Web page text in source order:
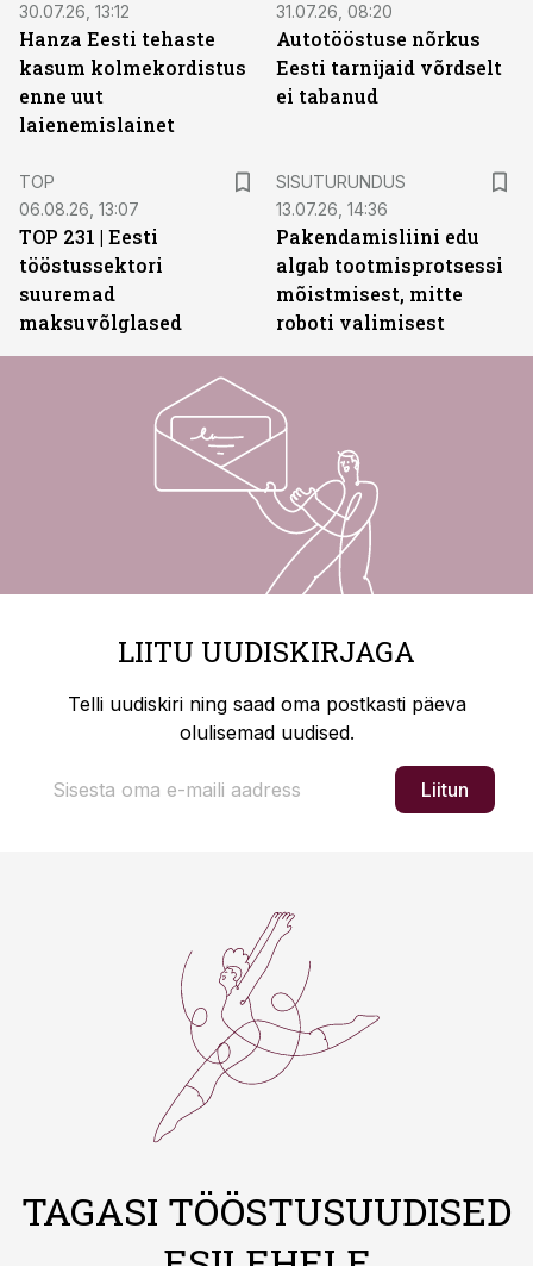
30.07.26, 13:12
Hanza Eesti tehaste
kasum kolmekordistus
enne uut
laienemislainet
31.07.26, 08:20
Autotööstuse nõrkus
Eesti tarnijaid võrdselt
ei tabanud
TOP
06.08.26, 13:07
TOP 231 | Eesti
tööstussektori
suuremad
maksuvõlglased
SISUTURUNDUS
13.07.26, 14:36
Pakendamisliini edu
algab tootmisprotsessi
mõistmisest, mitte
roboti valimisest
LIITU UUDISKIRJAGA
Telli uudiskiri ning saad oma postkasti päeva
olulisemad uudised.
Liitun
TAGASI TÖÖSTUSUUDISED